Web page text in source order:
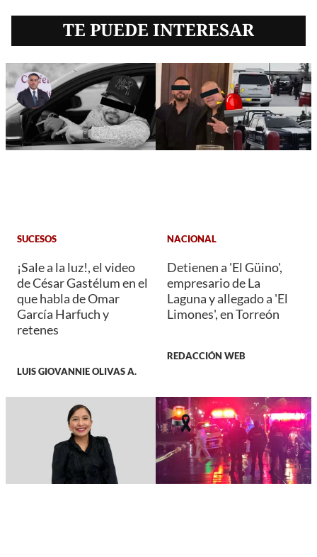
TE PUEDE INTERESAR
SUCESOS
¡Sale a la luz!, el video
de César Gastélum en el
que habla de Omar
García Harfuch y
retenes
LUIS GIOVANNIE OLIVAS A.
NACIONAL
Detienen a 'El Güino',
empresario de La
Laguna y allegado a 'El
Limones', en Torreón
REDACCIÓN WEB